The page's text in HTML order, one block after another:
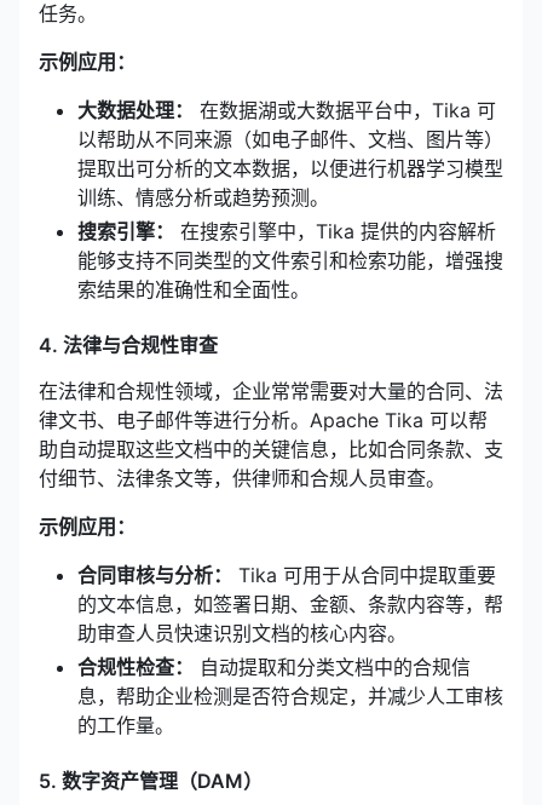
任务。
示例应用：
大数据处理：
在数据湖或大数据平台中，Tika 可
以帮助从不同来源（如电子邮件、文档、图片等）
提取出可分析的文本数据，以便进行机器学习模型
训练、情感分析或趋势预测。
搜索引擎：
在搜索引擎中，Tika 提供的内容解析
能够支持不同类型的文件索引和检索功能，增强搜
索结果的准确性和全面性。
4. 法律与合规性审查
在法律和合规性领域，企业常常需要对大量的合同、法
律文书、电子邮件等进行分析。Apache Tika 可以帮
助自动提取这些文档中的关键信息，比如合同条款、支
付细节、法律条文等，供律师和合规人员审查。
示例应用：
合同审核与分析：
Tika 可用于从合同中提取重要
的文本信息，如签署日期、金额、条款内容等，帮
助审查人员快速识别文档的核心内容。
合规性检查：
自动提取和分类文档中的合规信
息，帮助企业检测是否符合规定，并减少人工审核
的工作量。
5. 数字资产管理（DAM）